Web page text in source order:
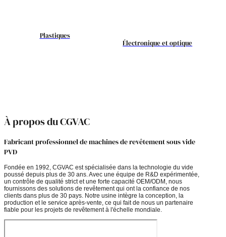
Plastiques
Électronique et optique
À propos du CGVAC
Fabricant professionnel de machines de revêtement sous vide
PVD
Fondée en 1992, CGVAC est spécialisée dans la technologie du vide
poussé depuis plus de 30 ans. Avec une équipe de R&D expérimentée,
un contrôle de qualité strict et une forte capacité OEM/ODM, nous
fournissons des solutions de revêtement qui ont la confiance de nos
clients dans plus de 30 pays. Notre usine intègre la conception, la
production et le service après-vente, ce qui fait de nous un partenaire
fiable pour les projets de revêtement à l'échelle mondiale.